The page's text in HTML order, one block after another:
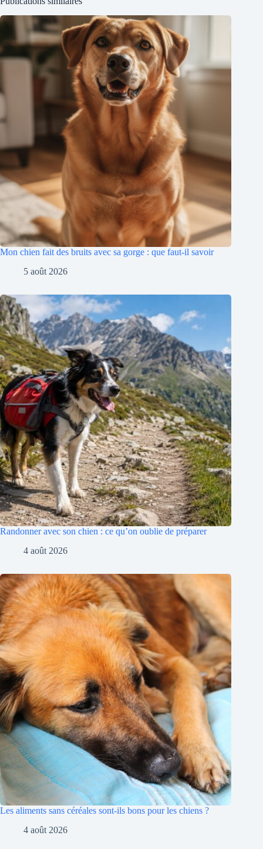
Mon chien fait des bruits avec sa gorge : que faut-il savoir
5 août 2026
Randonner avec son chien : ce qu’on oublie de préparer
4 août 2026
Les aliments sans céréales sont-ils bons pour les chiens ?
4 août 2026